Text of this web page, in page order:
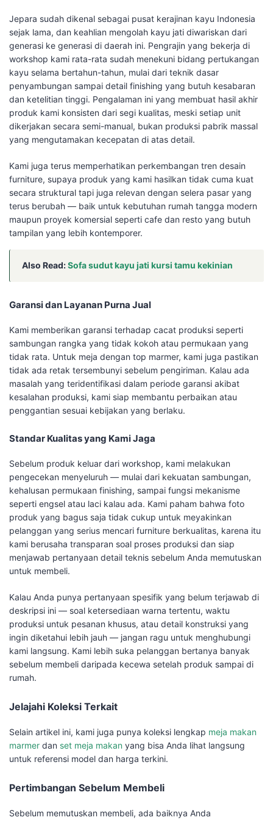
Jepara sudah dikenal sebagai pusat kerajinan kayu Indonesia
sejak lama, dan keahlian mengolah kayu jati diwariskan dari
generasi ke generasi di daerah ini. Pengrajin yang bekerja di
workshop kami rata-rata sudah menekuni bidang pertukangan
kayu selama bertahun-tahun, mulai dari teknik dasar
penyambungan sampai detail finishing yang butuh kesabaran
dan ketelitian tinggi. Pengalaman ini yang membuat hasil akhir
produk kami konsisten dari segi kualitas, meski setiap unit
dikerjakan secara semi-manual, bukan produksi pabrik massal
yang mengutamakan kecepatan di atas detail.
Kami juga terus memperhatikan perkembangan tren desain
furniture, supaya produk yang kami hasilkan tidak cuma kuat
secara struktural tapi juga relevan dengan selera pasar yang
terus berubah — baik untuk kebutuhan rumah tangga modern
maupun proyek komersial seperti cafe dan resto yang butuh
tampilan yang lebih kontemporer.
Also Read:Sofa sudut kayu jati kursi tamu kekinian
Garansi dan Layanan Purna Jual
Kami memberikan garansi terhadap cacat produksi seperti
sambungan rangka yang tidak kokoh atau permukaan yang
tidak rata. Untuk meja dengan top marmer, kami juga pastikan
tidak ada retak tersembunyi sebelum pengiriman. Kalau ada
masalah yang teridentifikasi dalam periode garansi akibat
kesalahan produksi, kami siap membantu perbaikan atau
penggantian sesuai kebijakan yang berlaku.
Standar Kualitas yang Kami Jaga
Sebelum produk keluar dari workshop, kami melakukan
pengecekan menyeluruh — mulai dari kekuatan sambungan,
kehalusan permukaan finishing, sampai fungsi mekanisme
seperti engsel atau laci kalau ada. Kami paham bahwa foto
produk yang bagus saja tidak cukup untuk meyakinkan
pelanggan yang serius mencari furniture berkualitas, karena itu
kami berusaha transparan soal proses produksi dan siap
menjawab pertanyaan detail teknis sebelum Anda memutuskan
untuk membeli.
Kalau Anda punya pertanyaan spesifik yang belum terjawab di
deskripsi ini — soal ketersediaan warna tertentu, waktu
produksi untuk pesanan khusus, atau detail konstruksi yang
ingin diketahui lebih jauh — jangan ragu untuk menghubungi
kami langsung. Kami lebih suka pelanggan bertanya banyak
sebelum membeli daripada kecewa setelah produk sampai di
rumah.
Jelajahi Koleksi Terkait
Selain artikel ini, kami juga punya koleksi lengkap meja makan
marmer dan set meja makan yang bisa Anda lihat langsung
untuk referensi model dan harga terkini.
Pertimbangan Sebelum Membeli
Sebelum memutuskan membeli, ada baiknya Anda